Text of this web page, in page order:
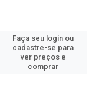
Faça seu login ou
cadastre-se para
ver preços e
comprar